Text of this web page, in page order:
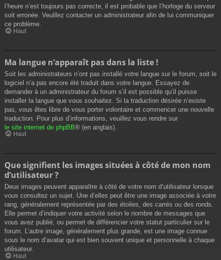
l’heure n’est toujours pas correcte, il est probable que l’horloge du serveur
soit erronée. Veuillez contacter un administrateur afin de lui communiquer
ce problème.
Haut
Ma langue n’apparaît pas dans la liste !
Soit les administrateurs n’ont pas installé votre langue sur le forum, soit le
logiciel n’a pas encore été traduit dans votre langue. Essayez de
demander à un administrateur du forum s’il est possible qu’il puisse
installer la langue que vous souhaitez. Si la traduction désirée n’existe
pas, vous êtes libre de vous porter volontaire et commencer une nouvelle
traduction. Pour plus d’informations, veuillez vous rendre sur
le site internet de phpBB® (en anglais).
Haut
Que signifient les images situées à côté de mon nom
d’utilisateur ?
Deux images peuvent apparaître à côté de votre nom d’utilisateur lorsque
vous consultez un sujet. Une d’elles peut être une image associée à votre
rang, généralement représentée par des étoiles, des carrés ou des ronds.
Elle permet d’indiquer votre activité selon le nombre de messages que
vous avez publié, ou permet de différencier votre statut particulier sur le
forum. L’autre image, généralement plus grande, est une image connue
sous le nom d’avatar qui est bien souvent unique et personnelle à chaque
utilisateur.
Haut